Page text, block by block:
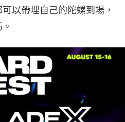
以帶埋自己的陀螺到場，